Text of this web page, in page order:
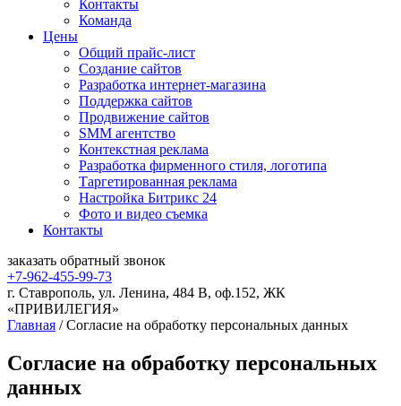
Контакты
Команда
Цены
Общий прайс-лист
Создание сайтов
Разработка интернет-магазина
Поддержка сайтов
Продвижение сайтов
SMM агентство
Контекстная реклама
Разработка фирменного стиля, логотипа
Таргетированная реклама
Настройка Битрикс 24
Фото и видео съемка
Контакты
заказать обратный звонок
+7-962-455-99-73
г. Ставрополь, ул. Ленина, 484 В, оф.152, ЖК
«ПРИВИЛЕГИЯ»
Главная / Согласие на обработку персональных данных
Согласие на обработку персональных
данных